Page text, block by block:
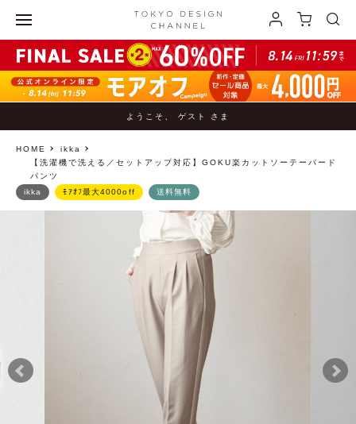
ようこそ、 ゲスト さま
HOME
ikka
【洗濯機で洗える／セットアップ対応】GOKU楽カットソーテーパード
パンツ
ikka ﾓｱｵﾌ最大4000off 送料無料